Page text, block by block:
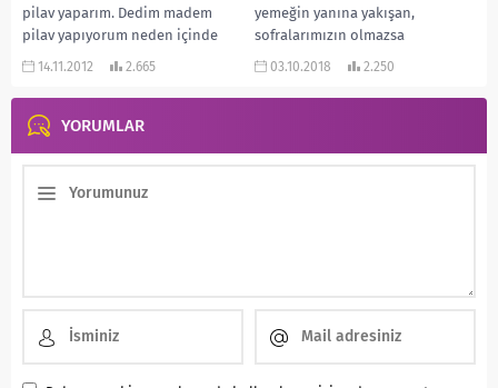
pilav yaparım. Dedim madem
pilav yapıyorum neden içinde
kızartmalı bir pilav...
14.11.2012 2.665
yemeğin yanına yakışan,
sofralarımızın olmazsa
olmazlarındandır. Bu gün sizlere
03.10.2018 2.250
YORUMLAR